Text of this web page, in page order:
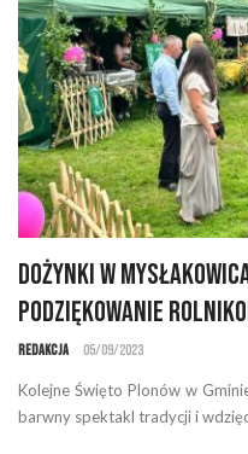
Dożynki w
podziękowanie
Redakcja 05/09/2023
Kolejne Święto Plonów w
barwny spektakl tradycji i